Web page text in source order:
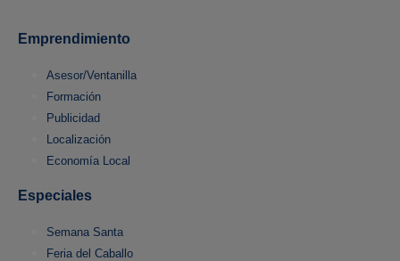
Emprendimiento
Asesor/Ventanilla
Formación
Publicidad
Localización
Economía Local
Especiales
Semana Santa
Feria del Caballo